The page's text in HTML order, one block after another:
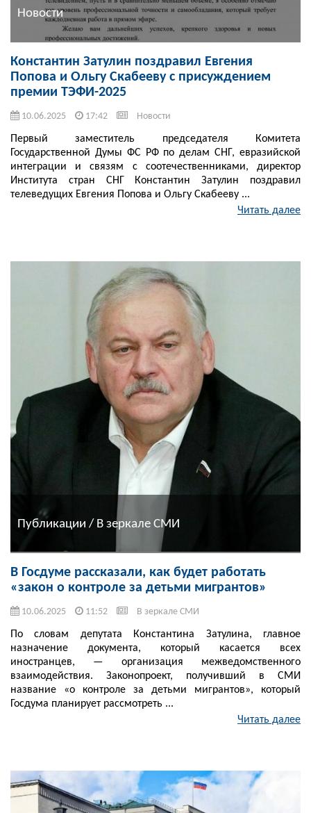
Новости
Константин Затулин поздравил Евгения
Попова и Ольгу Скабееву с присуждением
премии ТЭФИ-2025
10.06.2025 17:42 Новости
Первый заместитель председателя Комитета
Государственной Думы ФС РФ по делам СНГ, евразийской
интеграции и связям с соотечественниками, директор
Института стран СНГ Константин Затулин поздравил
телеведущих Евгения Попова и Ольгу Скабееву ...
Читать далее
Публикации / В зеркале СМИ
В Госдуме рассказали, как будет работать
«закон о контроле за детьми мигрантов»
10.06.2025 11:52 В зеркале СМИ
По словам депутата Константина Затулина, главное
назначение документа, который касается всех
иностранцев, — организация межведомственного
взаимодействия. Законопроект, получивший в СМИ
название «о контроле за детьми мигрантов», который
Госдума планирует рассмотреть ...
Читать далее